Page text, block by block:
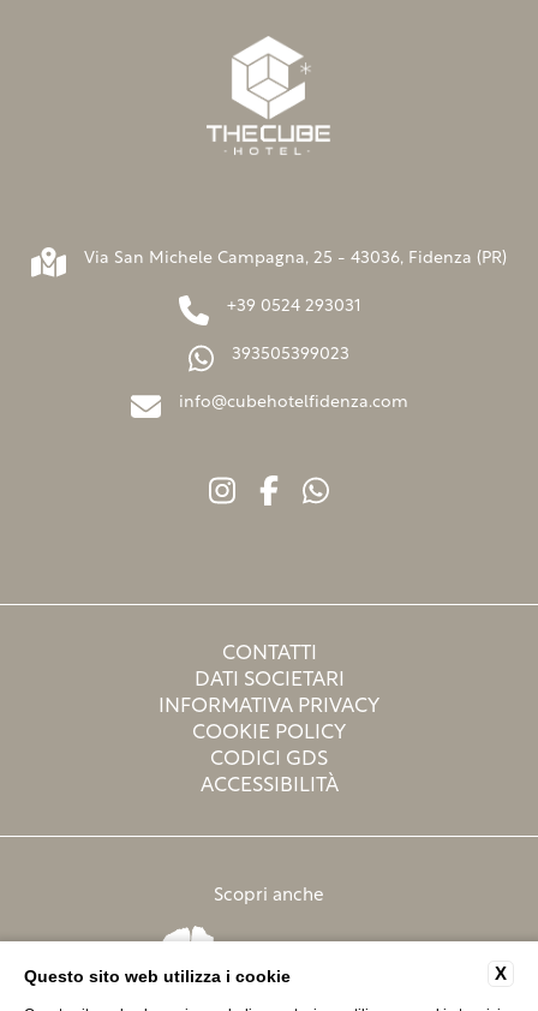
Via San Michele Campagna, 25 - 43036, Fidenza (PR)
+39 0524 293031
393505399023
info@cubehotelfidenza.com
CONTATTI
DATI SOCIETARI
INFORMATIVA PRIVACY
COOKIE POLICY
CODICI GDS
ACCESSIBILITÀ
Scopri anche
X
Questo sito web utilizza i cookie